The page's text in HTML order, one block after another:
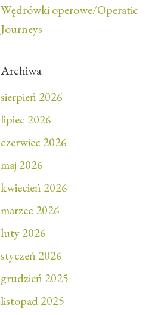
Wędrówki operowe/Operatic
Journeys
Archiwa
sierpień 2026
lipiec 2026
czerwiec 2026
maj 2026
kwiecień 2026
marzec 2026
luty 2026
styczeń 2026
grudzień 2025
listopad 2025